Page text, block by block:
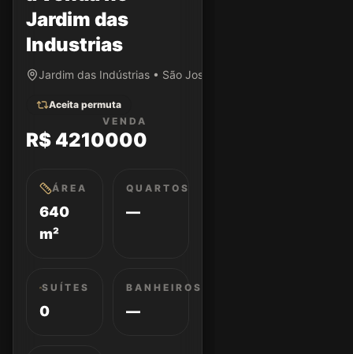
Jardim das
Industrias
Jardim das Indústrias • São José dos Campos/SP
Aceita permuta
VENDA
R$ 4210000
ÁREA
640
m²
QUARTOS
—
SUÍTES
0
BANHEIROS
—